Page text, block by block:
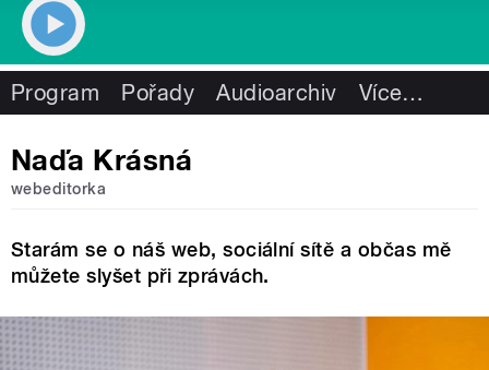
Program Pořady Audioarchiv Více…
Naďa Krásná
webeditorka
Starám se o náš web, sociální sítě a občas mě
můžete slyšet při zprávách.